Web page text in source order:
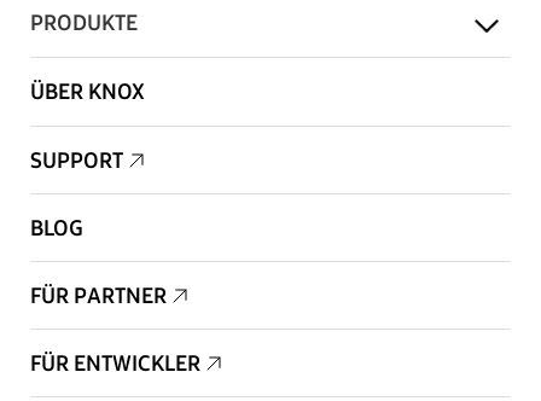
PRODUKTE
ÜBER KNOX
SUPPORT
BLOG
FÜR PARTNER
FÜR ENTWICKLER